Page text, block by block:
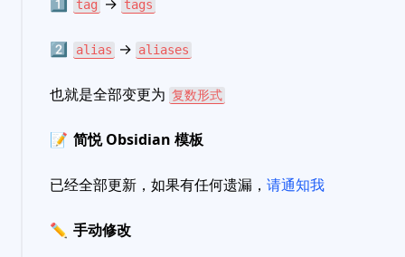
tag tags
2️⃣ alias → aliases
也就是全部变更为 复数形式
📝 简悦 Obsidian 模板
已经全部更新，如果有任何遗漏， 请通知我
✏️ 手动修改